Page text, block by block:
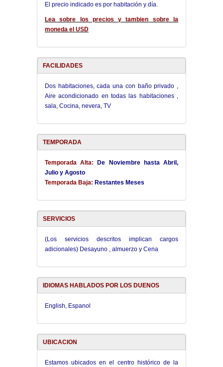
El precio indicado es por habitación y día.
Lea sobre los precios y tambien sobre la
moneda el USD
FACILIDADES
Dos habitaciones, cada una con baño privado ,
Aire acondicionado en todas las habitaciones ,
sala, Cocina, nevera, TV
TEMPORADA
Temporada Alta:
De Noviembre hasta Abril,
Julio y Agosto
Temporada Baja: Restantes Meses
SERVICIOS
(Los servicios descritos implican cargos
adicionales) Desayuno , almuerzo y Cena
IDIOMAS HABLADOS POR LOS DUENOS
English, Espanol
UBICACION
Estamos ubicados en el centro histórico de la